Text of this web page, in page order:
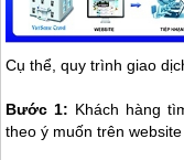
Cụ thể, quy trình giao
Bước 1: Khách hàng
theo ý muốn trên